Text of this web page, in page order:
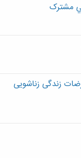
مشترک
زندگی زناشویی